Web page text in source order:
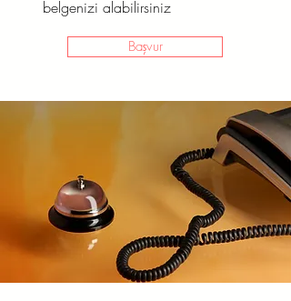
belgenizi alabilirsiniz
Başvur